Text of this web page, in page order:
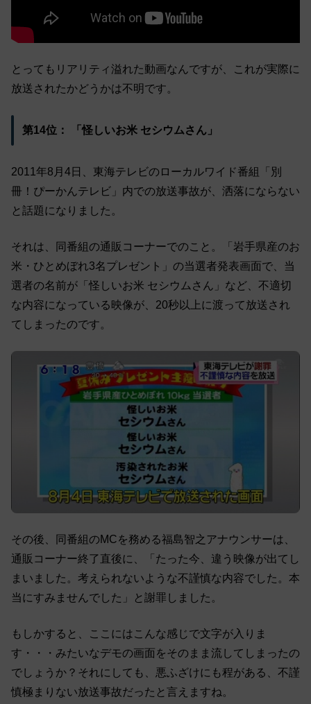
とってもリアリティ溢れた動画なんですが、これが実際に
放送されたかどうかは不明です。
第14位： 「怪しいお米 セシウムさん」
2011年8月4日、東海テレビのローカルワイド番組「別
冊！ぴーかんテレビ」内での放送事故が、洒落にならない
と話題になりました。
それは、同番組の通販コーナーでのこと。「岩手県産のお
米・ひとめぼれ3名プレゼント」の当選者発表画面で、当
選者の名前が「怪しいお米 セシウムさん」など、不適切
な内容になっている映像が、20秒以上に渡って放送され
てしまったのです。
その後、同番組のMCを務める福島智之アナウンサーは、
通販コーナー終了直後に、「たった今、違う映像が出てし
まいました。考えられないような不謹慎な内容でした。本
当にすみませんでした」と謝罪しました。
もしかすると、ここにはこんな感じで文字が入りま
す・・・みたいなデモの画面をそのまま流してしまったの
でしょうか？それにしても、悪ふざけにも程がある、不謹
慎極まりない放送事故だったと言えますね。